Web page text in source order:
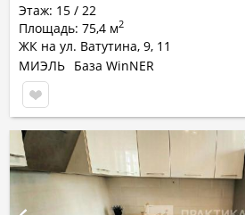
Этаж: 15 / 22
Площадь: 75,4 м2
ЖК на ул. Ватутина, 9, 11
МИЭЛЬ База WinNER